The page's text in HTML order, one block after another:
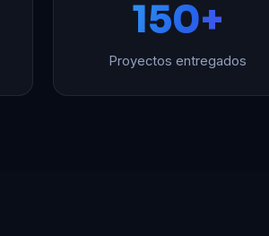
150+
Proyectos entregados